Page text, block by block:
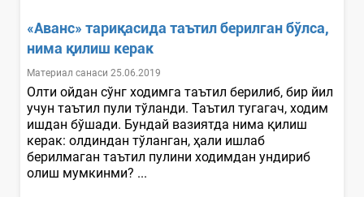
«Аванс» тариқасида таътил берилган бўлса,
нима қилиш керак
Материал санаси 25.06.2019
Олти ойдан сўнг ходимга таътил берилиб, бир йил
учун таътил пули тўланди. Таътил тугагач, ходим
ишдан бўшади. Бундай вазиятда нима қилиш
керак: олдиндан тўланган, ҳали ишлаб
берилмаган таътил пулини ходимдан ундириб
олиш мумкинми? ...